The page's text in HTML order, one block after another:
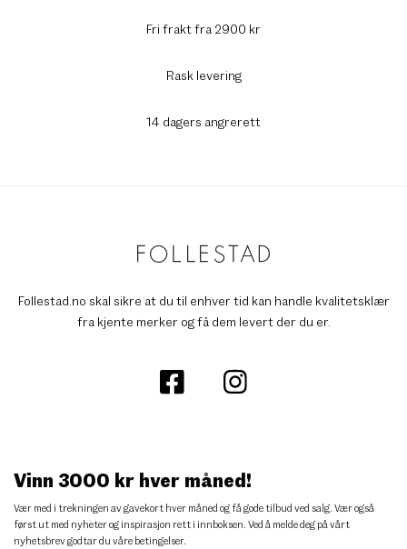
Fri frakt fra 2900 kr
Rask levering
14 dagers angrerett
Follestad.no skal sikre at du til enhver tid kan handle kvalitetsklær
fra kjente merker og få dem levert der du er.
Vinn 3000 kr hver måned!
Vær med i trekningen av gavekort hver måned og få gode tilbud ved salg. Vær også
først ut med nyheter og inspirasjon rett i innboksen. Ved å melde deg på vårt
nyhetsbrev godtar du våre betingelser.